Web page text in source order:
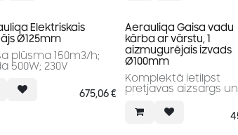
Elektriskais
Ø125mm
plūsma 150m3/h;
500W; 230V
675,06€
Aerauliqa Gaisa vadu
kārba ar vārstu, 1
aizmugurējais izvads
Ø100mm
Komplektā ietilpst
pretjavas aizsargs un